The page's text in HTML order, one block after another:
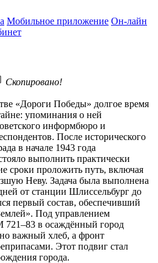
Мобильное приложение Он-лайн
Скопировано!
«Дороги Победы» долгое время
упоминания о ней
информбюро и
После исторического
в начале 1943 года
выполнить практически
сроки проложить путь, включая
Неву. Задача была выполнена
от станции Шлиссельбург до
первый состав, обеспечивший
Под управлением
721–83 в осаждённый город
важный хлеб, а фронт
Этот подвиг стал
города.